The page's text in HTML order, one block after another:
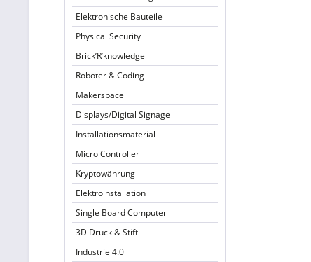
Elektronische Bauteile
Physical Security
Brick’R’knowledge
Roboter & Coding
Makerspace
Displays/Digital Signage
Installationsmaterial
Micro Controller
Kryptowährung
Elektroinstallation
Single Board Computer
3D Druck & Stift
Industrie 4.0